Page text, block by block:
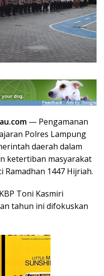
— Pengamanan
Polres Lampung
daerah dalam
ketertiban masyarakat
Ramadhan 1447 Hijriah.
Toni Kasmiri
tahun ini difokuskan